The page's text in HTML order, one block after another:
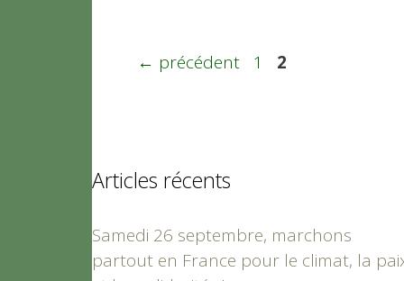
← précédent Page
1 Page
2
Articles récents
Samedi 26 septembre, marchons
partout en France pour le climat, la